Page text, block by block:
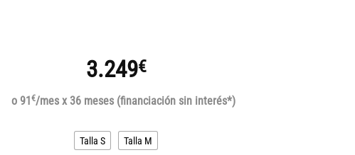
3.249€
o 91€/mes x 36 meses (financiación sin interés*)
Talla S Talla M